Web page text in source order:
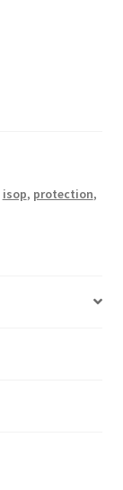
isop, protection,